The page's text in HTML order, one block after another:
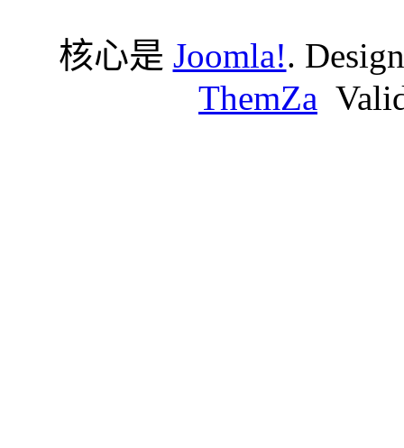
核心是 Joomla!.
ThemZa